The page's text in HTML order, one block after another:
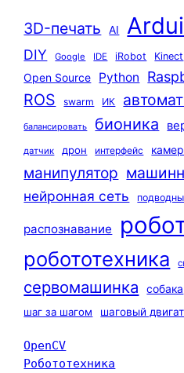
3D-печать AI
DIY Google IDE iRobot Kinect
Open Source Python
ROS swarm ИК
балансировать бионика
датчик дрон интерфейс
манипулятор
нейронная сеть
распознавание
робототехника
сервомашинка собака
шаг за шагом шаговый
OpenCV
Робототехника